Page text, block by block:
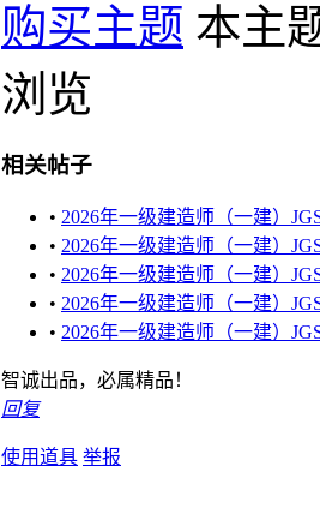
购买主题 本主
浏览
相关帖子
• 2026年一级建造师（一建）
• 2026年一级建造师（一建）
• 2026年一级建造师（一建）
• 2026年一级建造师（一建）
• 2026年一级建造师（一建）
智诚出品，必属精品！
回复
使用道具 举报